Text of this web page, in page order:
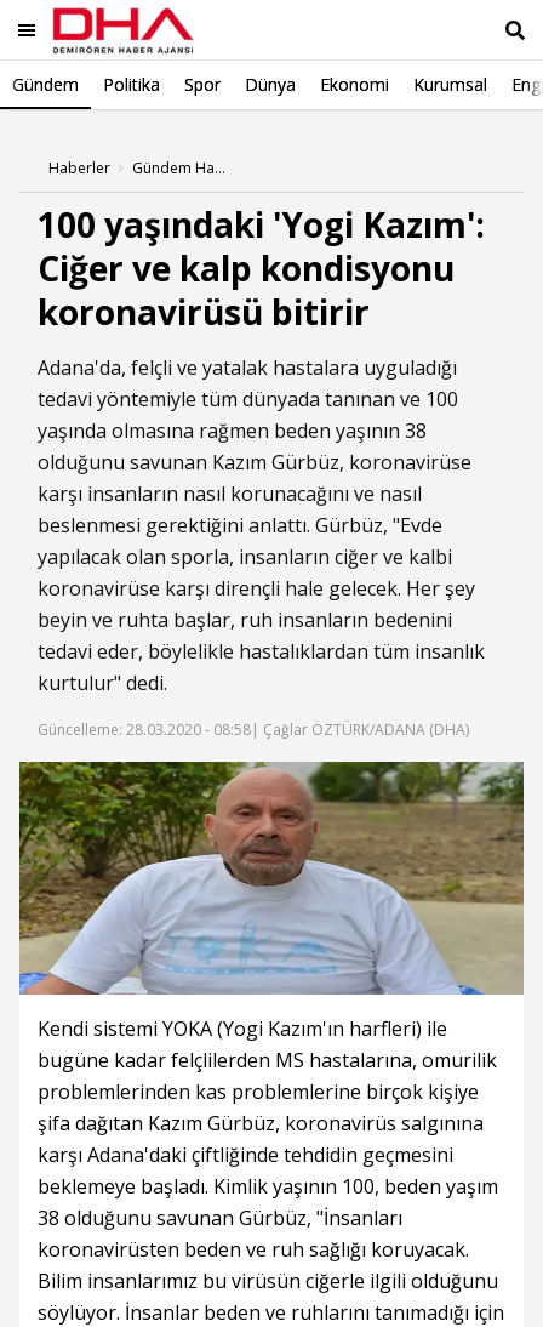
Gündem Politika Spor Dünya Ekonomi Kurumsal
Haberler Gündem Haberleri
100 yaşındaki 'Yogi Kazım':
Ciğer ve kalp kondisyonu
koronavirüsü bitirir
Adana'da, felçli ve yatalak hastalara uyguladığı
tedavi yöntemiyle tüm dünyada tanınan ve 100
yaşında olmasına rağmen beden yaşının 38
olduğunu savunan Kazım Gürbüz, koronavirüse
karşı insanların nasıl korunacağını ve nasıl
beslenmesi gerektiğini anlattı. Gürbüz, "Evde
yapılacak olan sporla, insanların ciğer ve kalbi
koronavirüse karşı dirençli hale gelecek. Her şey
beyin ve ruhta başlar, ruh insanların bedenini
tedavi eder, böylelikle hastalıklardan tüm insanlık
kurtulur" dedi.
Güncelleme: 28.03.2020 - 08:58| Çağlar ÖZTÜRK/ADANA (DHA)
Kendi sistemi YOKA (Yogi Kazım'ın harfleri) ile
bugüne kadar felçlilerden MS hastalarına, omurilik
problemlerinden kas problemlerine birçok kişiye
şifa dağıtan Kazım Gürbüz, koronavirüs salgınına
karşı Adana'daki çiftliğinde tehdidin geçmesini
beklemeye başladı. Kimlik yaşının 100, beden yaşım
38 olduğunu savunan Gürbüz, "İnsanları
koronavirüsten beden ve ruh sağlığı koruyacak.
Bilim insanlarımız bu virüsün ciğerle ilgili olduğunu
söylüyor. İnsanlar beden ve ruhlarını tanımadığı için